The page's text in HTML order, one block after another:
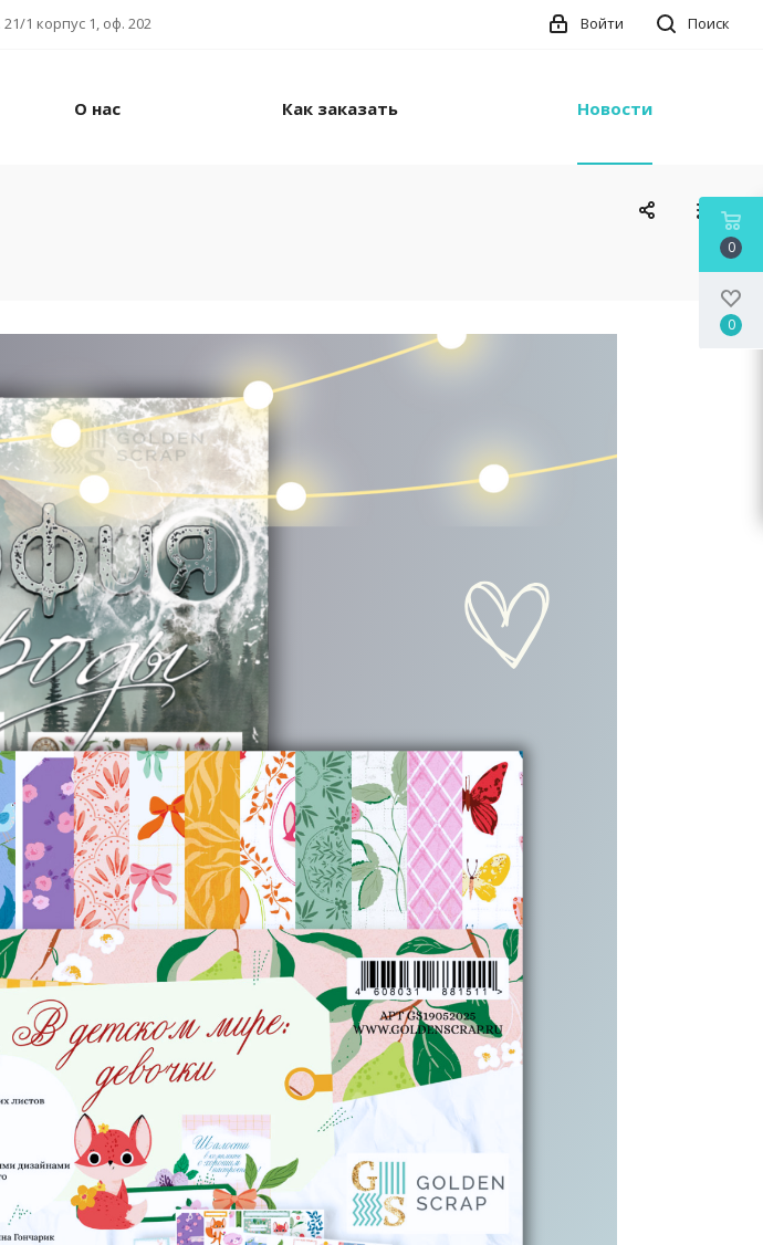
1 корпус 1, оф. 202 Поиск
Войти
О нас Как заказать Новости
0
0